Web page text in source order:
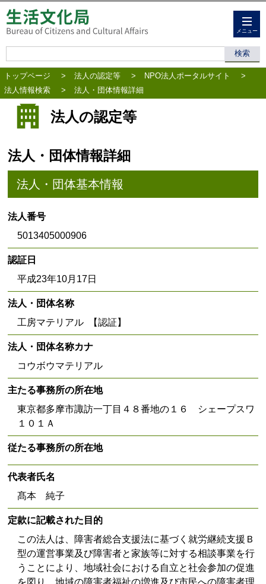
メニュー
トップページ > 法人の認定等 > NPO法人ポータルサイト
>
法人情報検索
> 法人・団体情報詳細
法人の認定等
法人・団体情報詳細
法人・団体基本情報
法人番号
5013405000906
認証日
平成23年10月17日
法人・団体名称
工房マテリアル 【認証】
法人・団体名称カナ
コウボウマテリアル
主たる事務所の所在地
東京都多摩市諏訪一丁目４８番地の１６ シェープスワ
１０１Ａ
従たる事務所の所在地
代表者氏名
髙本 純子
定款に記載された目的
この法人は、障害者総合支援法に基づく就労継続支援Ｂ
型の運営事業及び障害者と家族等に対する相談事業を行
うことにより、地域社会における自立と社会参加の促進
を図り、地域の障害者福祉の増進及び市民への障害者理